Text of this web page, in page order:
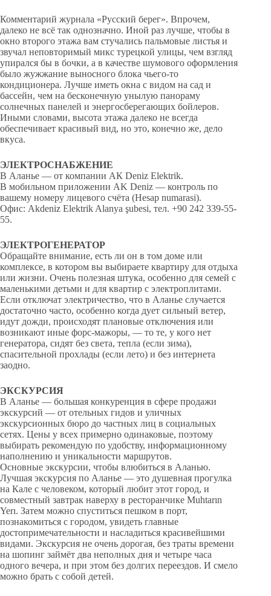
Комментарий журнала «Русский берег». Впрочем,
далеко не всё так однозначно. Иной раз лучше, чтобы в
окно второго этажа вам стучались пальмовые листья и
звучал неповторимый микс турецкой улицы, чем взгляд
упирался бы в бочки, а в качестве шумового оформления
было жужжание выносного блока чьего-то
кондиционера. Лучше иметь окна с видом на сад и
бассейн, чем на бесконечную унылую панораму
солнечных панелей и энергосберегающих бойлеров.
Иными словами, высота этажа далеко не всегда
обеспечивает красивый вид, но это, конечно же, дело
вкуса.
ЭЛЕКТРОСНАБЖЕНИЕ
В Аланье — от компании АК Deniz Elektrik.
В мобильном приложении AK Deniz — контроль по
вашему номеру лицевого счёта (Hesap numarasi).
Офис: Akdeniz Elektrik Alanya şubesi, тел. +90 242 339-55-
55.
ЭЛЕКТРОГЕНЕРАТОР
Обращайте внимание, есть ли он в том доме или
комплексе, в котором вы выбираете квартиру для отдыха
или жизни. Очень полезная штука, особенно для семей с
маленькими детьми и для квартир с электроплитами.
Если отключат электричество, что в Аланье случается
достаточно часто, особенно когда дует сильный ветер,
идут дожди, происходят плановые отключения или
возникают иные форс-мажоры, — то те, у кого нет
генератора, сидят без света, тепла (если зима),
спасительной прохлады (если лето) и без интернета
заодно.
ЭКСКУРСИЯ
В Аланье — большая конкуренция в сфере продажи
экскурсий — от отельных гидов и уличных
экскурсионных бюро до частных лиц в социальных
сетях. Цены у всех примерно одинаковые, поэтому
выбирать рекомендую по удобству, информационному
наполнению и уникальности маршрутов.
Основные экскурсии, чтобы влюбиться в Аланью.
Лучшая экскурсия по Аланье — это душевная прогулка
на Кале с человеком, который любит этот город, и
совместный завтрак наверху в ресторанчике Muhtarın
Yerı. Затем можно спуститься пешком в порт,
познакомиться с городом, увидеть главные
достопримечательности и насладиться красивейшими
видами. Экскурсия не очень дорогая, без траты времени
на шопинг займёт два неполных дня и четыре часа
одного вечера, и при этом без долгих переездов. И смело
можно брать с собой детей.